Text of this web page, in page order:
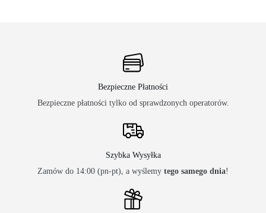
Bezpieczne Płatności
Bezpieczne płatności tylko od sprawdzonych operatorów.
Szybka Wysyłka
Zamów do 14:00 (pn-pt), a wyślemy tego samego dnia!